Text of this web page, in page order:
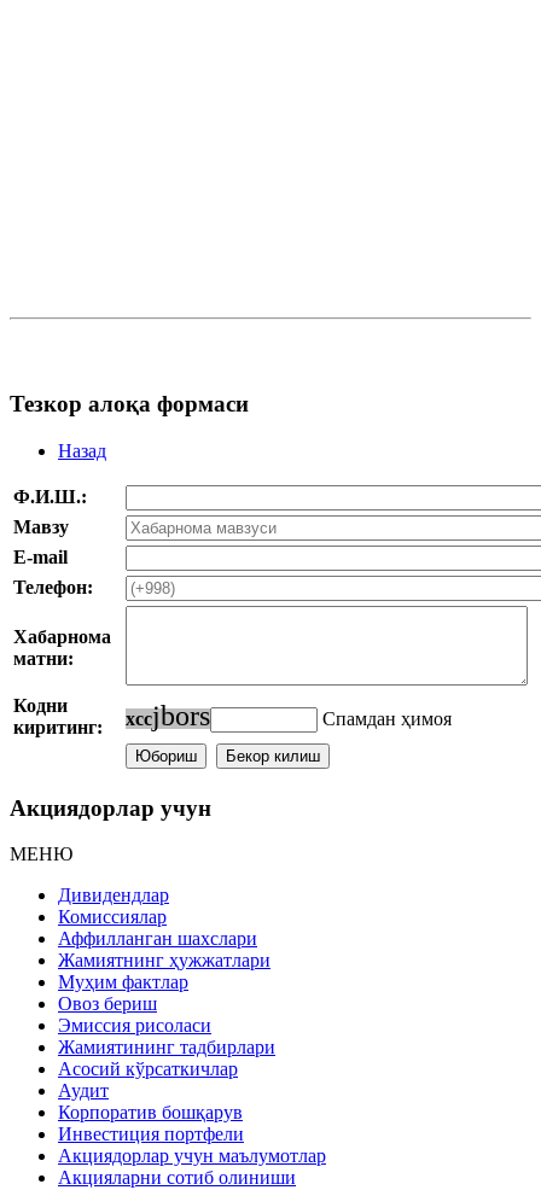
Тезкор алоқа формаси
Назад
Ф.И.Ш.:
Мавзу
E-mail
Телефон:
Хабарнома
матни:
Кодни
киритинг:
xccjbors Спамдан ҳимоя
Акциядорлар учун
МЕНЮ
Дивидендлар
Комиссиялар
Аффилланган шахслари
Жамиятнинг ҳужжатлари
Муҳим фактлар
Овоз бериш
Эмиссия рисоласи
Жамиятининг тадбирлари
Асосий кўрсаткичлар
Аудит
Корпоратив бошқарув
Инвестиция портфели
Акциядорлар учун маълумотлар
Акцияларни сотиб олиниши